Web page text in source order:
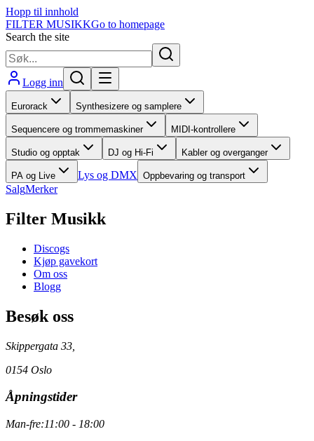
Hopp til innhold
FILTER MUSIKKGo to homepage
Search the site
Logg inn
Eurorack Synthesizere og samplere
Sequencere og trommemaskiner MIDI-kontrollere
Studio og opptak DJ og Hi-Fi Kabler og overganger
PA og Live Lys og DMX Oppbevaring og transport
SalgMerker
Filter Musikk
Discogs
Kjøp gavekort
Om oss
Blogg
Besøk oss
Skippergata 33,
0154 Oslo
Åpningstider
Man-fre:11:00 - 18:00